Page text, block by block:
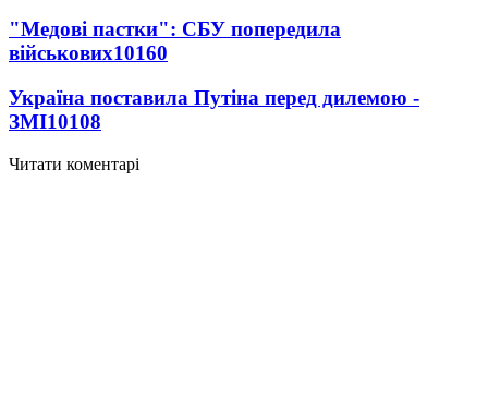
"Медові пастки": СБУ попередила
військових10160
Україна поставила Путіна перед дилемою -
ЗМІ10108
Читати коментарі